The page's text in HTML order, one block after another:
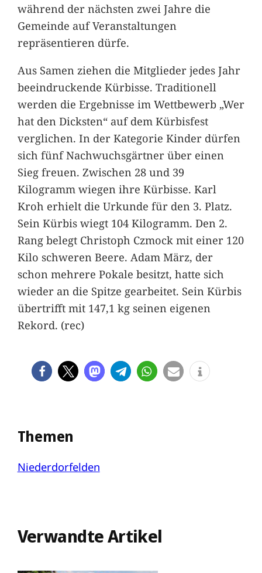
während der nächsten zwei Jahre die
Gemeinde auf Veranstaltungen
repräsentieren dürfe.
Aus Samen ziehen die Mitglieder jedes Jahr
beeindruckende Kürbisse. Traditionell
werden die Ergebnisse im Wettbewerb „Wer
hat den Dicksten“ auf dem Kürbisfest
verglichen. In der Kategorie Kinder dürfen
sich fünf Nachwuchsgärtner über einen
Sieg freuen. Zwischen 28 und 39
Kilogramm wiegen ihre Kürbisse. Karl
Kroh erhielt die Urkunde für den 3. Platz.
Sein Kürbis wiegt 104 Kilogramm. Den 2.
Rang belegt Christoph Czmock mit einer 120
Kilo schweren Beere. Adam März, der
schon mehrere Pokale besitzt, hatte sich
wieder an die Spitze gearbeitet. Sein Kürbis
übertrifft mit 147,1 kg seinen eigenen
Rekord. (rec)
Themen
Niederdorfelden
Verwandte Artikel